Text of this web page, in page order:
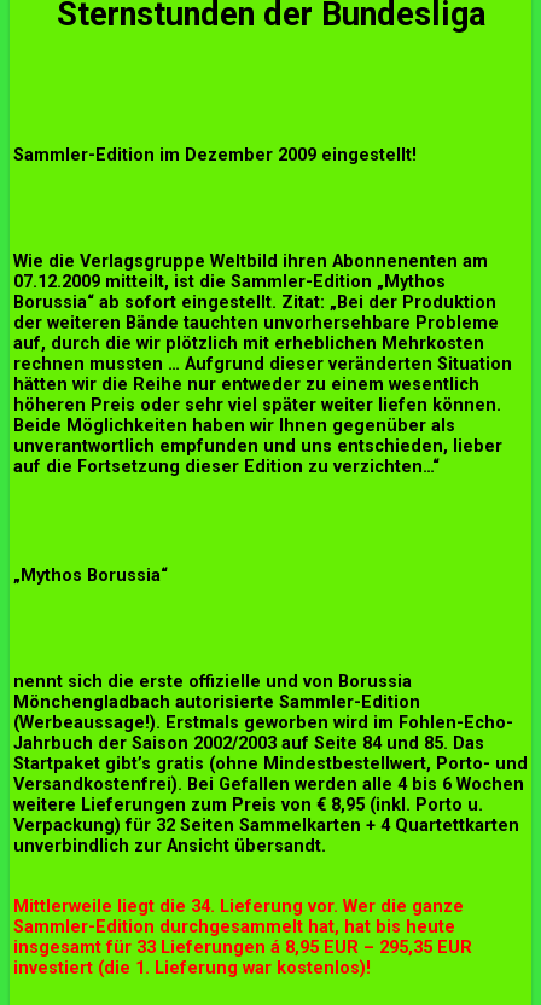
Sternstunden der Bundesliga
Sammler-Edition im Dezember 2009 eingestellt!
Wie die Verlagsgruppe Weltbild ihren Abonnenenten am
07.12.2009 mitteilt, ist die Sammler-Edition „Mythos
Borussia“ ab sofort eingestellt. Zitat: „Bei der Produktion
der weiteren Bände tauchten unvorhersehbare Probleme
auf, durch die wir plötzlich mit erheblichen Mehrkosten
rechnen mussten … Aufgrund dieser veränderten Situation
hätten wir die Reihe nur entweder zu einem wesentlich
höheren Preis oder sehr viel später weiter liefen können.
Beide Möglichkeiten haben wir Ihnen gegenüber als
unverantwortlich empfunden und uns entschieden, lieber
auf die Fortsetzung dieser Edition zu verzichten…“
„Mythos Borussia“
nennt sich die erste offizielle und von Borussia
Mönchengladbach autorisierte Sammler-Edition
(Werbeaussage!). Erstmals geworben wird im Fohlen-Echo-
Jahrbuch der Saison 2002/2003 auf Seite 84 und 85. Das
Startpaket gibt’s gratis (ohne Mindestbestellwert, Porto- und
Versandkostenfrei). Bei Gefallen werden alle 4 bis 6 Wochen
weitere Lieferungen zum Preis von € 8,95 (inkl. Porto u.
Verpackung) für 32 Seiten Sammelkarten + 4 Quartettkarten
unverbindlich zur Ansicht übersandt.
Mittlerweile liegt die 34. Lieferung vor. Wer die ganze
Sammler-Edition durchgesammelt hat, hat bis heute
insgesamt für 33 Lieferungen á 8,95 EUR – 295,35 EUR
investiert (die 1. Lieferung war kostenlos)!